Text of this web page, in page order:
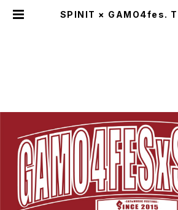
SPINIT × GAMO4fes.